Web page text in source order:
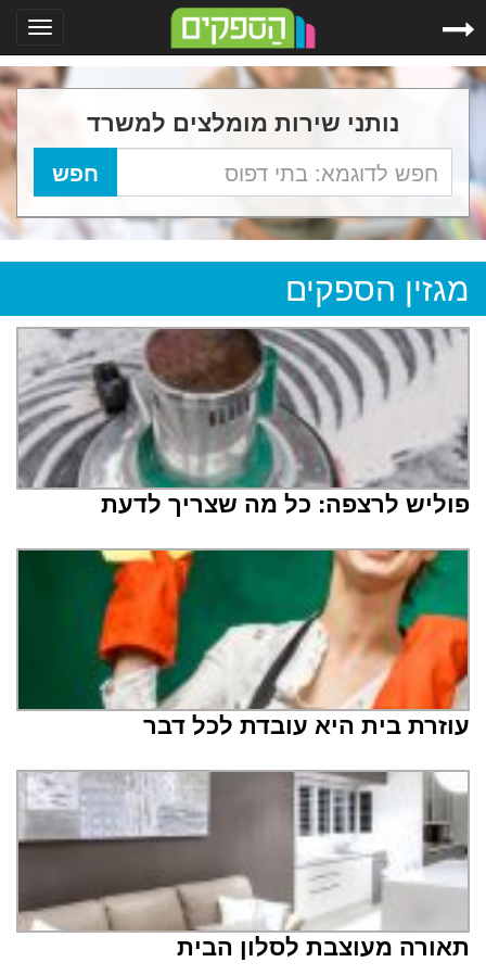
נותני שירות מומלצים למשרד
מגזין הספקים
פוליש לרצפה: כל מה שצריך לדעת
עוזרת בית היא עובדת לכל דבר
תאורה מעוצבת לסלון הבית